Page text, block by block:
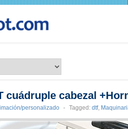
cuádruple cabezal
personalizado - Tagged: dtf,